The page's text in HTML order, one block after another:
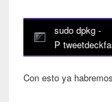
sudo dpkg -
P
Con esto ya